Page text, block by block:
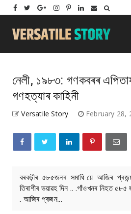
নেলী, ১৯৮৩: গণকবৰৰ
গণহত্যাৰ কাহিনী
Versatile Story February 28,
বৰবড়ীৰ ৫৮৫জনৰ সমাধি য়ে আজিৰ
তিৰাশীৰ ভয়াৱহ দিন .. .গাঁওখনৰ নিহত ৫৮৫
. আজিৰ প্ৰজন...